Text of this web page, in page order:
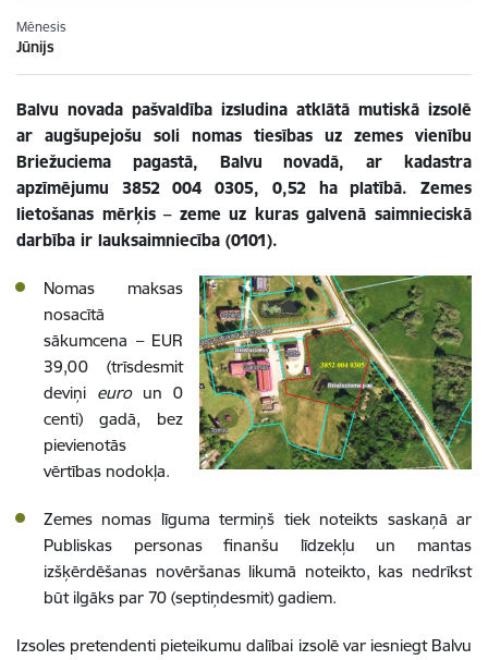
Mēnesis
Jūnijs
Balvu novada pašvaldība izsludina atklātā mutiskā izsolē
ar augšupejošu soli nomas tiesības uz zemes vienību
Briežuciema pagastā, Balvu novadā, ar kadastra
apzīmējumu 3852 004 0305, 0,52 ha platībā. Zemes
lietošanas mērķis – zeme uz kuras galvenā saimnieciskā
darbība ir lauksaimniecība (0101).
Nomas maksas
nosacītā
sākumcena – EUR
39,00 (trīsdesmit
deviņi euroun 0
centi) gadā, bez
pievienotās
vērtības nodokļa.
Zemes nomas līguma termiņš tiek noteikts saskaņā ar
Publiskas personas finanšu līdzekļu un mantas
izšķērdēšanas novēršanas likumā noteikto, kas nedrīkst
būt ilgāks par 70 (septiņdesmit) gadiem.
Izsoles pretendenti pieteikumu dalībai izsolē var iesniegt Balvu